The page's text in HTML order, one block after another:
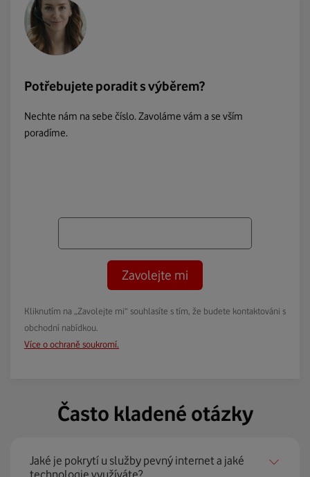
Potřebujete poradit s výběrem?
Nechte nám na sebe číslo. Zavoláme vám a se vším
poradíme.
Zavolejte mi
Kliknutím na „Zavolejte mi“ souhlasíte s tím, že budete kontaktováni s
obchodní nabídkou.
Více o ochraně soukromí.
Často kladené otázky
Jaké je pokrytí u služby pevný internet a jaké
technologie využíváte?